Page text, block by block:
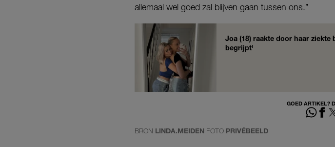
allemaal wel goed zal blijven gaan tussen ons.”
Joa (18) raakte door haar
begrijpt'
GOED ARTIKEL?
BRON LINDA.MEIDEN FOTO PRIVÉBEELD